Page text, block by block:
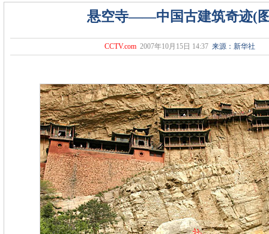
悬空寺――中国古建筑奇迹(
CCTV.com 2007年10月15日 14:37 来源：新华社